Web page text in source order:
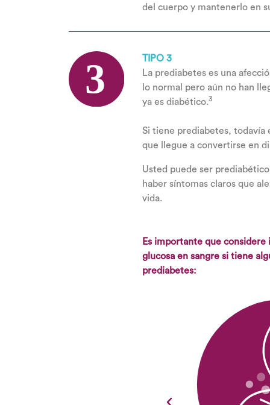
del cuerpo y mantenerlo en
TIPO 3
La prediabetes es una
lo normal pero aún no han
ya es diabético.3
Si tiene prediabetes, todavía
que llegue a convertirse en
Usted puede ser
haber síntomas claros que
vida.
Es importante que
glucosa en sangre si tiene
prediabetes: